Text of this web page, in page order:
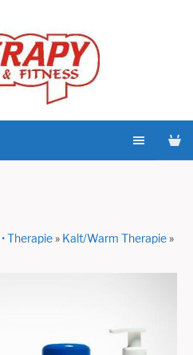
• Therapie» Kalt/Warm Therapie»